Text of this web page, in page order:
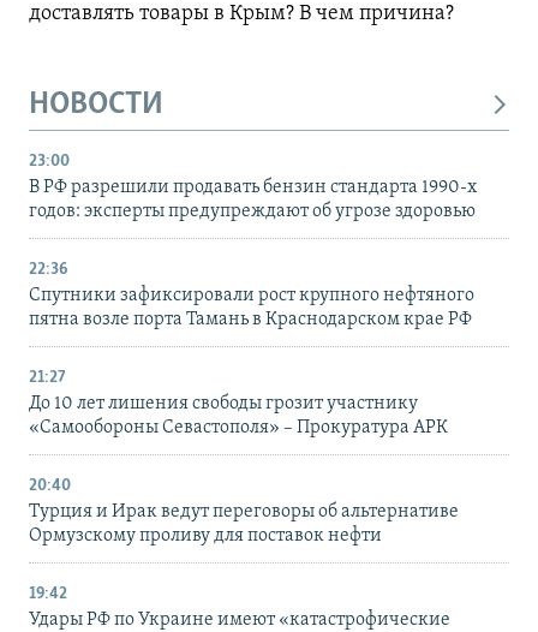
доставлять товары в Крым? В чем причина?
НОВОСТИ
23:00
В РФ разрешили продавать бензин стандарта 1990-х
годов: эксперты предупреждают об угрозе здоровью
22:36
Спутники зафиксировали рост крупного нефтяного
пятна возле порта Тамань в Краснодарском крае РФ
21:27
До 10 лет лишения свободы грозит участнику
«Самообороны Севастополя» – Прокуратура АРК
20:40
Турция и Ирак ведут переговоры об альтернативе
Ормузскому проливу для поставок нефти
19:42
Удары РФ по Украине имеют «катастрофические